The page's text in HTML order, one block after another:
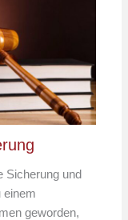
Sicherung und
einem
geworden,